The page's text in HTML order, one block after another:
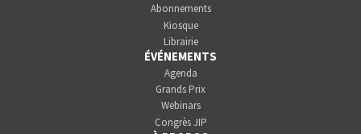
Abonnements
Kiosque
Librairie
ÉVÉNEMENTS
Agenda
Grands Prix
Webinars
Congrès JIP